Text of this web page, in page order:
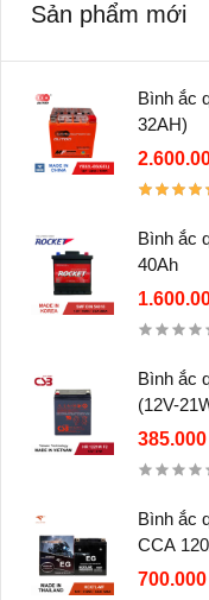
Sản phẩm mới
Bình ắc
32AH)
Bình ắc
40Ah
Bình ắc
(12V-
385.000
Bình ắc
CCA
700.000